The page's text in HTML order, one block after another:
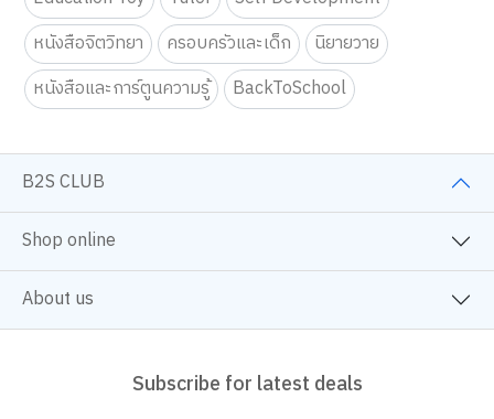
Education Toy
Tutor
Self Development
หนังสือจิตวิทยา
ครอบครัวและเด็ก
นิยายวาย
หนังสือและการ์ตูนความรู้
BackToSchool